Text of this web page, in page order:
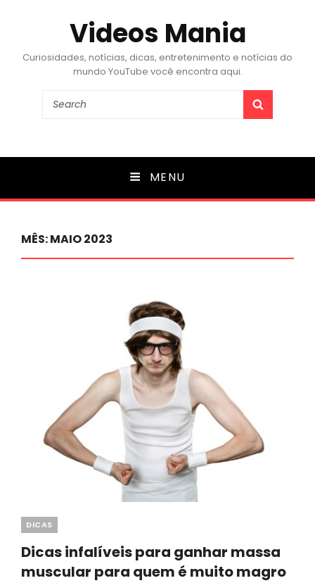
Videos Mania
Curiosidades, notícias, dicas, entretenimento e notícias do
mundo YouTube você encontra aqui.
Search
MENU
MÊS:MAIO 2023
Categories
DICAS
Dicas infalíveis para ganhar massa
muscular para quem é muito magro